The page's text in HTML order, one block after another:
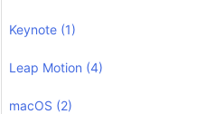
Keynote (1)
Leap Motion (4)
macOS (2)